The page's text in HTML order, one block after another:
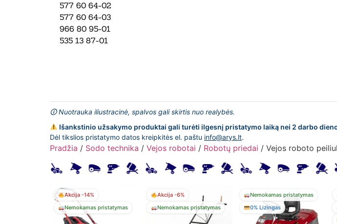
577 60 64-02
577 60 64-03
966 80 95-01
535 13 87-01
🛈 Nuotrauka iliustracinė, spalvos gali skirtis nuo realybės.
Išankstinio užsakymo produktai gali turėti ilgesnį pristatymo laiką nei 2 darbo
Dėl tikslios pristatymo datos kreipkitės el. paštu info@arys.lt.
Pradžia / Sodo technika / Vejos robotai / Robotų priedai / Vejos roboto
Akcija -14%
Nemokamas pristatymas
Akcija -6%
Nemokamas pristatymas
Nemokamas pristatymas
0% Lizingas